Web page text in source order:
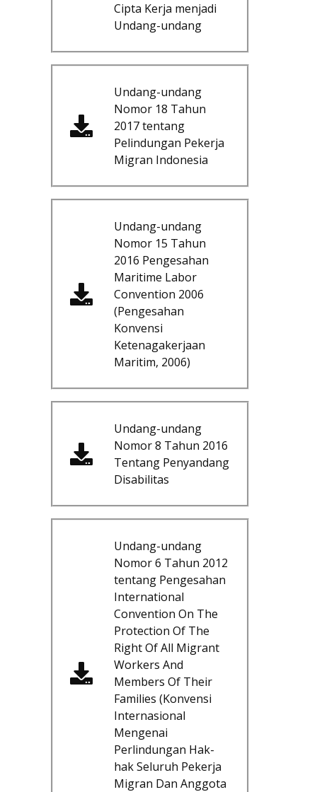
Cipta Kerja menjadi
Undang-undang
Undang-undang
Nomor 18 Tahun
2017 tentang
Pelindungan Pekerja
Migran Indonesia
Undang-undang
Nomor 15 Tahun
2016 Pengesahan
Maritime Labor
Convention 2006
(Pengesahan
Konvensi
Ketenagakerjaan
Maritim, 2006)
Undang-undang
Nomor 8 Tahun 2016
Tentang Penyandang
Disabilitas
Undang-undang
Nomor 6 Tahun 2012
tentang Pengesahan
International
Convention On The
Protection Of The
Right Of All Migrant
Workers And
Members Of Their
Families (Konvensi
Internasional
Mengenai
Perlindungan Hak-
hak Seluruh Pekerja
Migran Dan Anggota